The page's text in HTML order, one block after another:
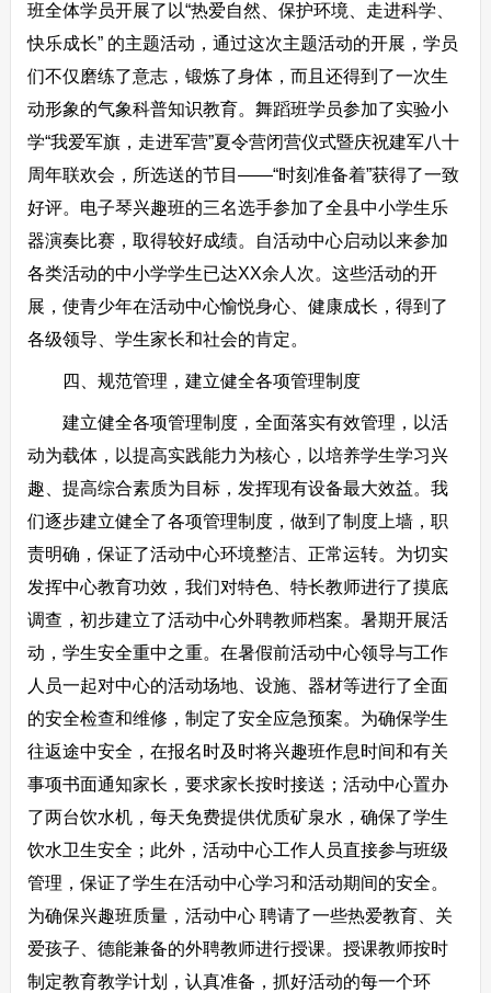
班全体学员开展了以“热爱自然、保护环境、走进科学、
快乐成长” 的主题活动，通过这次主题活动的开展，学员
们不仅磨练了意志，锻炼了身体，而且还得到了一次生
动形象的气象科普知识教育。舞蹈班学员参加了实验小
学“我爱军旗，走进军营”夏令营闭营仪式暨庆祝建军八十
周年联欢会，所选送的节目——“时刻准备着”获得了一致
好评。电子琴兴趣班的三名选手参加了全县中小学生乐
器演奏比赛，取得较好成绩。自活动中心启动以来参加
各类活动的中小学学生已达XX余人次。这些活动的开
展，使青少年在活动中心愉悦身心、健康成长，得到了
各级领导、学生家长和社会的肯定。
四、规范管理，建立健全各项管理制度
建立健全各项管理制度，全面落实有效管理，以活
动为载体，以提高实践能力为核心，以培养学生学习兴
趣、提高综合素质为目标，发挥现有设备最大效益。我
们逐步建立健全了各项管理制度，做到了制度上墙，职
责明确，保证了活动中心环境整洁、正常运转。为切实
发挥中心教育功效，我们对特色、特长教师进行了摸底
调查，初步建立了活动中心外聘教师档案。暑期开展活
动，学生安全重中之重。在暑假前活动中心领导与工作
人员一起对中心的活动场地、设施、器材等进行了全面
的安全检查和维修，制定了安全应急预案。为确保学生
往返途中安全，在报名时及时将兴趣班作息时间和有关
事项书面通知家长，要求家长按时接送；活动中心置办
了两台饮水机，每天免费提供优质矿泉水，确保了学生
饮水卫生安全；此外，活动中心工作人员直接参与班级
管理，保证了学生在活动中心学习和活动期间的安全。
为确保兴趣班质量，活动中心 聘请了一些热爱教育、关
爱孩子、德能兼备的外聘教师进行授课。授课教师按时
制定教育教学计划，认真准备，抓好活动的每一个环